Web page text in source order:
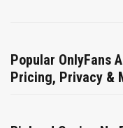
Popular OnlyFans
Pricing, Privacy &